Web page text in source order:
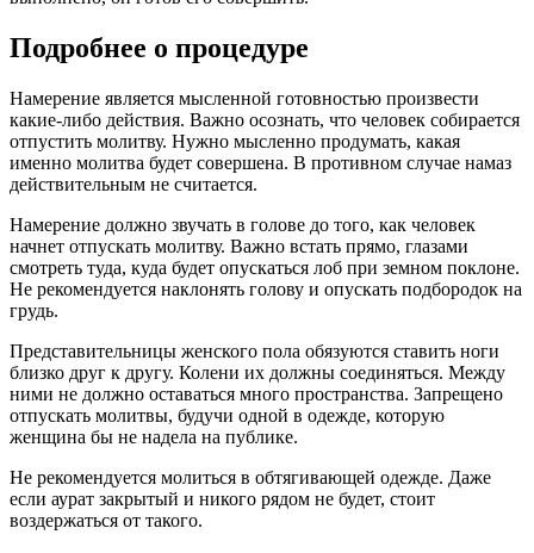
Подробнее о процедуре
Намерение является мысленной готовностью произвести
какие-либо действия. Важно осознать, что человек собирается
отпустить молитву. Нужно мысленно продумать, какая
именно молитва будет совершена. В противном случае намаз
действительным не считается.
Намерение должно звучать в голове до того, как человек
начнет отпускать молитву. Важно встать прямо, глазами
смотреть туда, куда будет опускаться лоб при земном поклоне.
Не рекомендуется наклонять голову и опускать подбородок на
грудь.
Представительницы женского пола обязуются ставить ноги
близко друг к другу. Колени их должны соединяться. Между
ними не должно оставаться много пространства. Запрещено
отпускать молитвы, будучи одной в одежде, которую
женщина бы не надела на публике.
Не рекомендуется молиться в обтягивающей одежде. Даже
если аурат закрытый и никого рядом не будет, стоит
воздержаться от такого.